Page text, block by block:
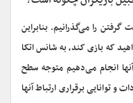
گرفتن را می‌گذرانیم. بنابراین
که بازی کند، به شانس اتکا
انجام می‌دهیم متوجه سطح
و توانایی برقراری ارتباط آنها